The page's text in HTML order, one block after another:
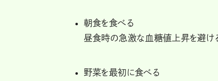
朝食を食べる
昼食時の急激な血糖値上昇を避ける
野菜を最初に食べる